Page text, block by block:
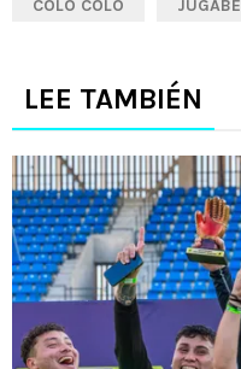
COLO COLO
LEE TAMBIÉN